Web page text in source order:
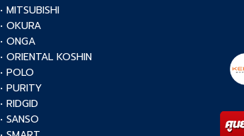
• MITSUBISHI
• OKURA
• ONGA
• ORIENTAL KOSHIN
• POLO
• PURITY
• RIDGID
• SANSO